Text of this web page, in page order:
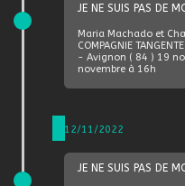
JE NE SUIS PAS DE
Maria Machado et
COMPAGNIE
- Avignon ( 84 ) 19
novembre à 16h
12/11/2022
JE NE SUIS PAS DE